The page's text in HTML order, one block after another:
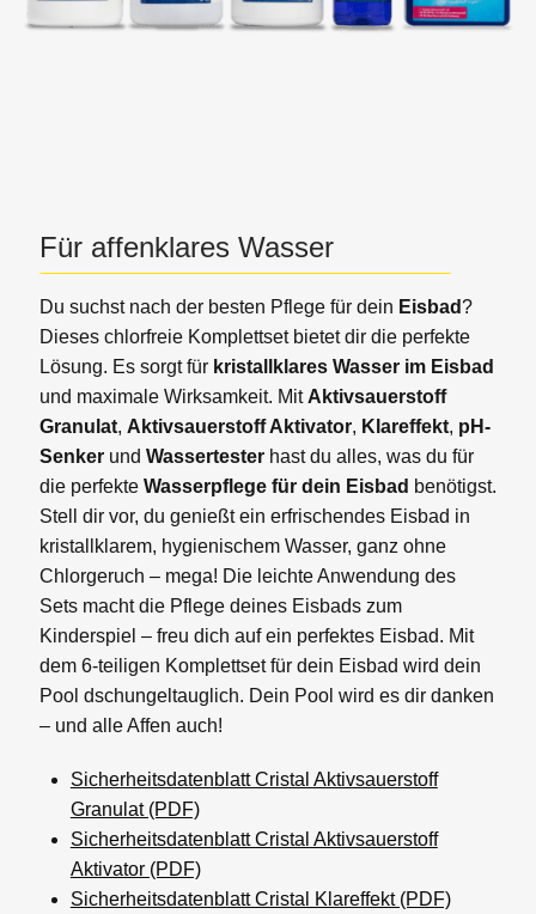
Für affenklares Wasser
Du suchst nach der besten Pflege für dein Eisbad?
Dieses chlorfreie Komplettset bietet dir die perfekte
Lösung. Es sorgt für kristallklares Wasser im Eisbad
und maximale Wirksamkeit. Mit Aktivsauerstoff
Granulat, Aktivsauerstoff Aktivator, Klareffekt, pH-
Senkerund Wassertesterhast du alles, was du für
die perfekte Wasserpflege für dein Eisbad benötigst.
Stell dir vor, du genießt ein erfrischendes Eisbad in
kristallklarem, hygienischem Wasser, ganz ohne
Chlorgeruch – mega! Die leichte Anwendung des
Sets macht die Pflege deines Eisbads zum
Kinderspiel – freu dich auf ein perfektes Eisbad. Mit
dem 6-teiligen Komplettset für dein Eisbad wird dein
Pool dschungeltauglich. Dein Pool wird es dir danken
– und alle Affen auch!
Sicherheitsdatenblatt Cristal Aktivsauerstoff
Granulat (PDF)
Sicherheitsdatenblatt Cristal Aktivsauerstoff
Aktivator (PDF)
Sicherheitsdatenblatt Cristal Klareffekt (PDF)